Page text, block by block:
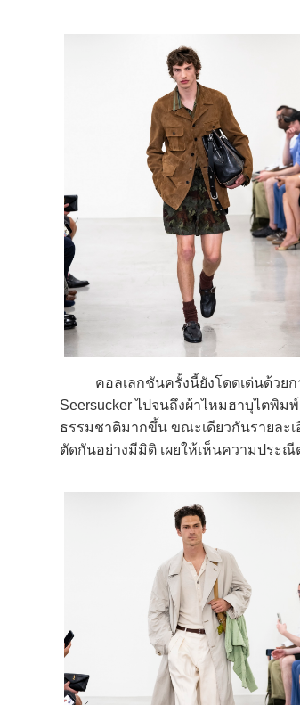
คอลเลกชันครั้งนี้ยังโดดเด่นด้วยการ
Seersucker ไปจนถึงผ้าไหมฮาบุไตพิม
ธรรมชาติมากขึ้น ขณะเดียวกันรายละเ
ตัดกันอย่างมีมิติ เผยให้เห็นความประ